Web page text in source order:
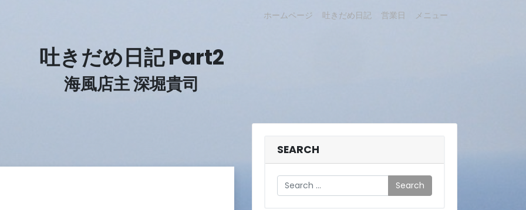
ホームページ 吐きだめ日記 営業日 メニュー
吐きだめ日記 Part2
海風店主 深堀貴司
SEARCH
Search